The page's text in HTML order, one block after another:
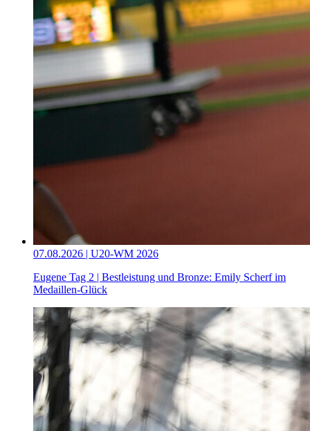
07.08.2026 | U20-WM 2026
Eugene Tag 2 | Bestleistung und Bronze: Emily Scherf im
Medaillen-Glück